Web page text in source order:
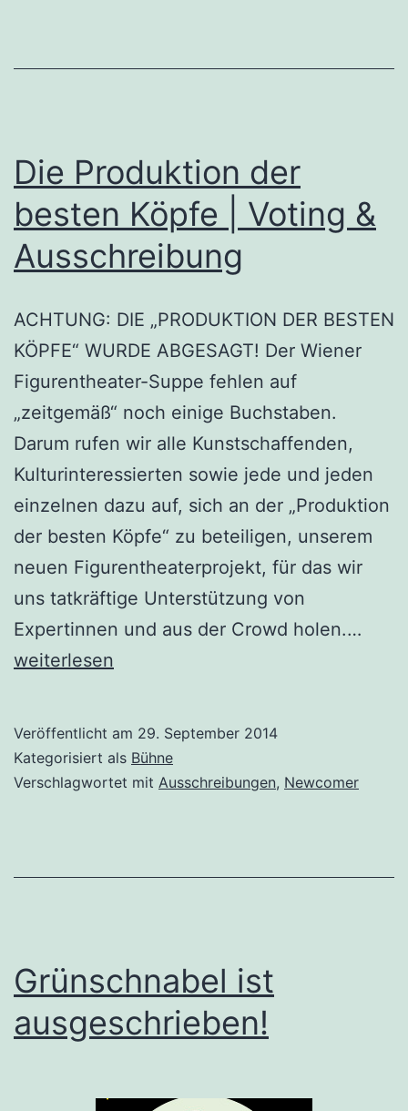
Die Produktion der
besten Köpfe | Voting &
Ausschreibung
ACHTUNG: DIE „PRODUKTION DER BESTEN
KÖPFE“ WURDE ABGESAGT! Der Wiener
Figurentheater-Suppe fehlen auf
„zeitgemäß“ noch einige Buchstaben.
Darum rufen wir alle Kunstschaffenden,
Kulturinteressierten sowie jede und jeden
einzelnen dazu auf, sich an der „Produktion
der besten Köpfe“ zu beteiligen, unserem
neuen Figurentheaterprojekt, für das wir
uns tatkräftige Unterstützung von
Expertinnen und aus der Crowd holen.…
weiterlesen
Veröffentlicht am 29. September 2014
Kategorisiert als Bühne
Verschlagwortet mit Ausschreibungen, Newcomer
Grünschnabel ist
ausgeschrieben!